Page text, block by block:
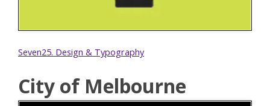
Seven25. Design & Typography
City of Melbourne